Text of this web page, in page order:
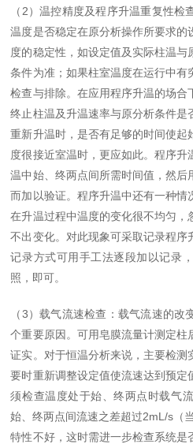
（2）温控精度及程序升温重复性
温度是否稳定在原分析操作所要求的
度的稳定性，如设定值及实际柱温与
条件为准；如果柱室温度在运行中有
检查与排除。在应用程序升温的场合
终止柱温及升温速率与原分析条件是
重新升温时，是否有足够的时间使起
度很接近室温时，更应如此。程序
温中始、终两点间所需时间值，然后
而加以验证。程序升温中还有一种情
在升温过程中温度的变化很不均匀
不出变化。对此现象可采取记录程序
记录方式可用手工法逐段加以记录
照，即可。
（3）载气流速检查：载气流速的
个重要原因。可用皂膜流量计测定柱
证实。对于恒温分析来说，主要检
要时重新调整设定值使流速达到预
须检查温度处于始、终两点时载气
始、终两点间流速之差超过2mL/s（
特性不好，这时需进一步检查系统